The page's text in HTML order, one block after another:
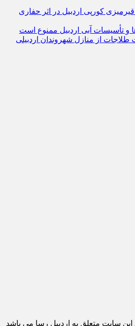
کورپی اردبیل در اثر حفاری
و تأسیسات آبی اردبیل ممنوع است
از منازل شهروندان اردبیلی
سایت متعلق به اردبیل رسا می باشد